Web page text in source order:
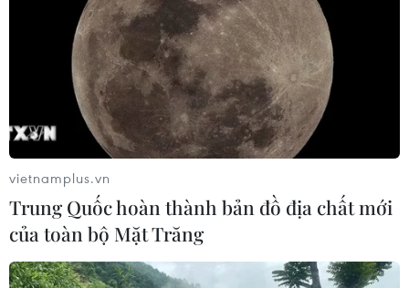
vietnamplus.vn
Trung Quốc hoàn thành bản đồ địa chất mới
của toàn bộ Mặt Trăng